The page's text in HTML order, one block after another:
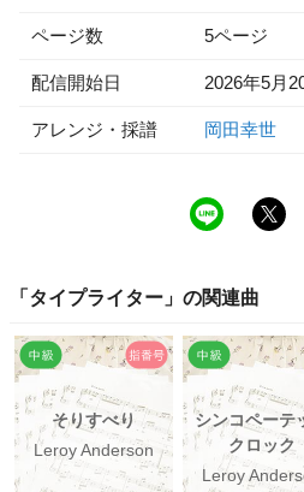
ページ数 5ページ
配信開始日 2026年5月
アレンジ・採譜 岡田幸世
「 タイプライター 」の関連曲
そりすべり
Leroy Anderson
シンコペーテ
クロック
Leroy